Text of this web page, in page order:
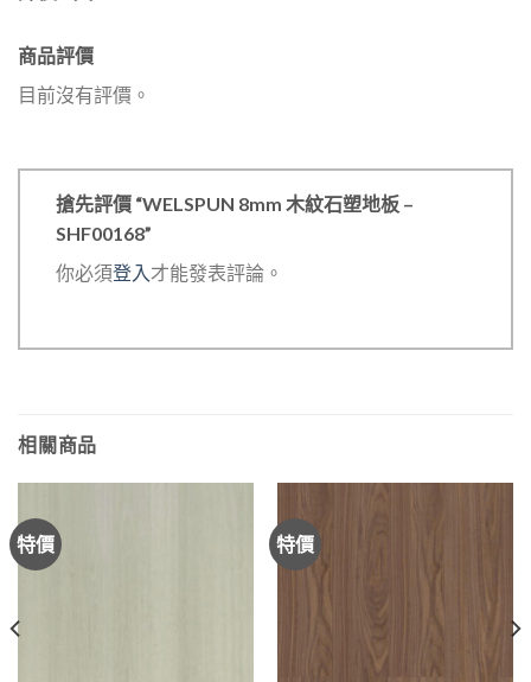
商品評價
目前沒有評價。
搶先評價 “WELSPUN 8mm 木紋石塑地板 –
SHF00168”
你必須登入才能發表評論。
相關商品
特價 特價